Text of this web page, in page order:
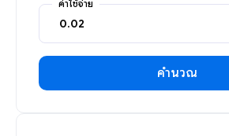
ค่าใช้จ่าย
คำนวณ